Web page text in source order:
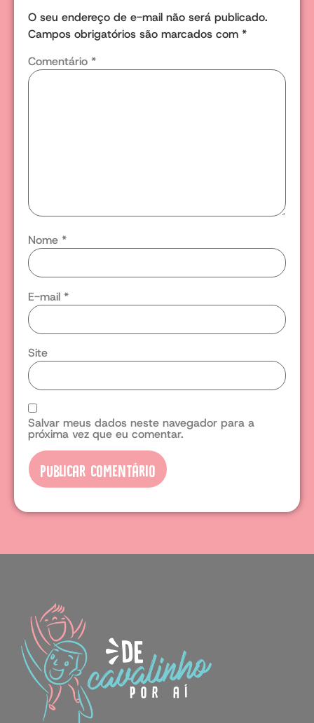
O seu endereço de e-mail não será publicado.
Campos obrigatórios são marcados com *
Comentário *
Nome *
E-mail *
Site
Salvar meus dados neste navegador para a
próxima vez que eu comentar.